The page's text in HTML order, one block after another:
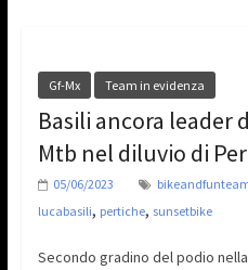
Gf-Mx Team in evidenza
Basili ancora leader
Mtb nel diluvio di
05/06/2023
lucabasili, pertiche, sunsetbike
Secondo gradino del podio